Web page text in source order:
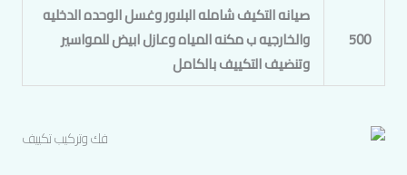
500
صيانه التكيف شامله البلاور وغسل الوحده الدخليه
والخارجيه ب مكنه المياه وعازل ابيض للمواسير
وتنضيف التكييف بالكامل